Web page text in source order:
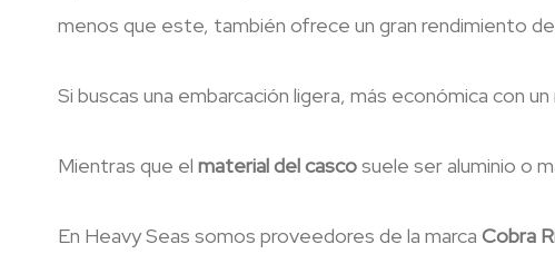
menos que este, también ofrece un gran rendimiento
Si buscas una embarcación ligera, más económica con
Mientras que el material del cascosuele ser aluminio o
En Heavy Seas somos proveedores de la marca Cobra